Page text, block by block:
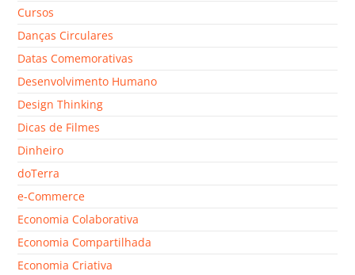
Cursos
Danças Circulares
Datas Comemorativas
Desenvolvimento Humano
Design Thinking
Dicas de Filmes
Dinheiro
doTerra
e-Commerce
Economia Colaborativa
Economia Compartilhada
Economia Criativa